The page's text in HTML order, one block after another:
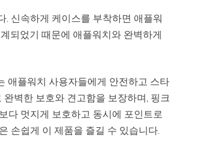
신속하게 케이스를 부착하면 애플워
되었기 때문에 애플워치와 완벽하게
애플워치 사용자들에게 안전하고 스타
벽한 보호와 견고함을 보장하며, 핑크
다 멋지게 보호하고 동시에 포인트로
손쉽게 이 제품을 즐길 수 있습니다.